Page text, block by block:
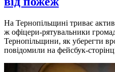
На Тернопільщині триває
ж офіцери-рятувальники
Тернопільщини, як уберегти
повідомили на фейсбук-